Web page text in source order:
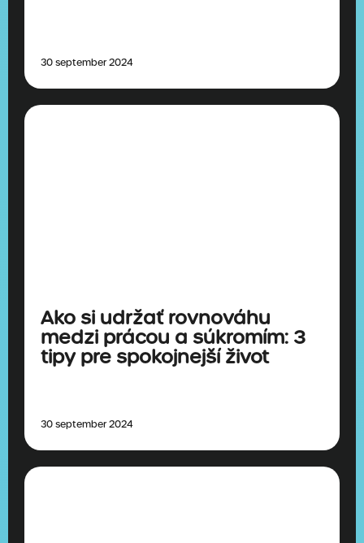
30 september 2024
Ako si udržať rovnováhu
medzi prácou a súkromím: 3
tipy pre spokojnejší život
30 september 2024